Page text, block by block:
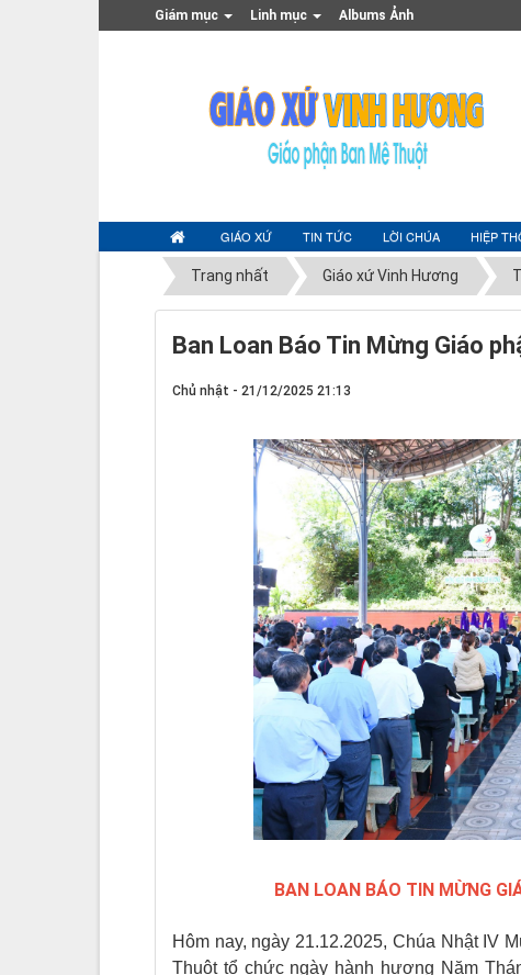
Giám mục Linh mục Albums Ảnh
GIÁO XỨ TIN TỨC LỜI CHÚA HIỆP
Trang nhất Giáo xứ Vinh Hương
Ban Loan Báo Tin Mừng Giáo
Chủ nhật - 21/12/2025 21:13
BAN LOAN BÁO TIN MỪNG
Hôm nay, ngày 21.12.2025, Chúa Nhật IV
Thuột tổ chức ngày hành hương Năm